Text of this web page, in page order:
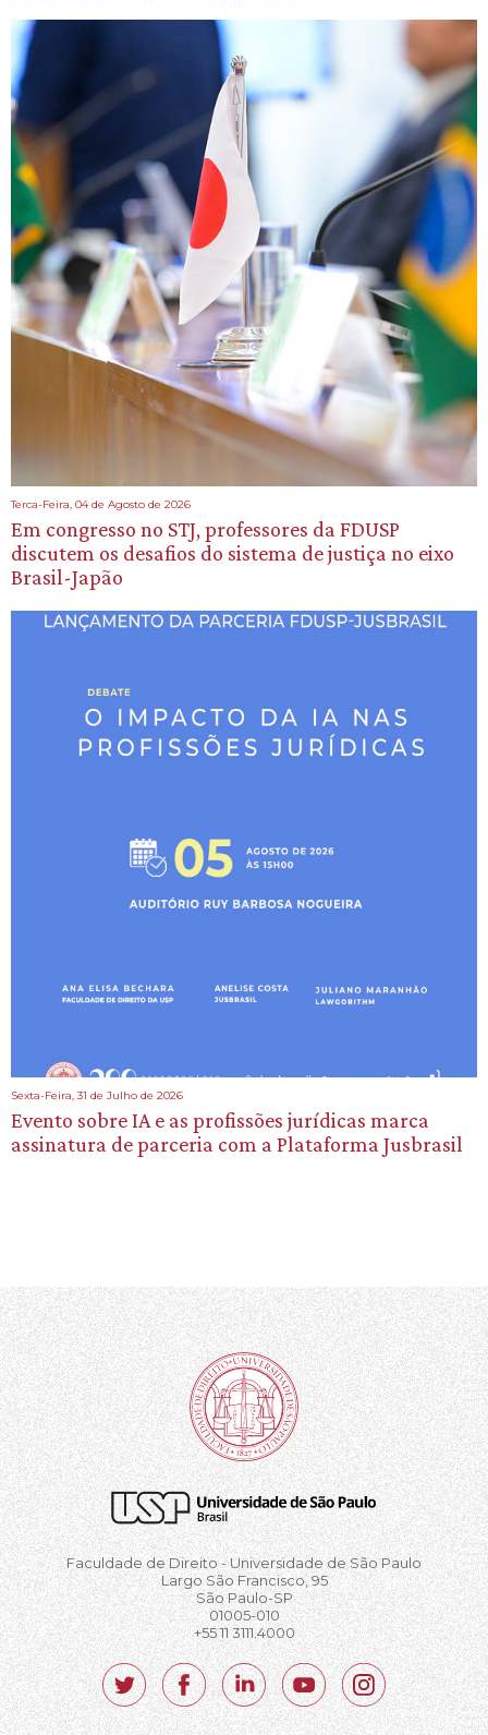
Terca-Feira, 04 de Agosto de 2026
Em congresso no STJ, professores da FDUSP
discutem os desafios do sistema de justiça no eixo
Brasil-Japão
Sexta-Feira, 31 de Julho de 2026
Evento sobre IA e as profissões jurídicas marca
assinatura de parceria com a Plataforma Jusbrasil
Faculdade de Direito - Universidade de São Paulo
Largo São Francisco, 95
São Paulo-SP
01005-010
+55 11 3111.4000